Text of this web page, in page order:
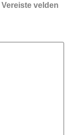
Vereiste velden